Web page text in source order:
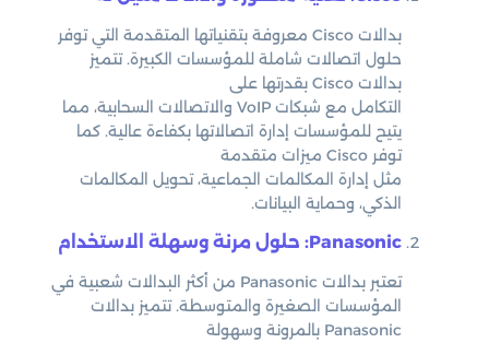
بدالات Cisco معروفة بتقنياتها المتقدمة التي توفر
حلول اتصالات شاملة للمؤسسات الكبيرة. تتميز
بدالات Cisco بقدرتها على
التكامل مع شبكات VoIP والاتصالات السحابية، مما
يتيح للمؤسسات إدارة اتصالاتها بكفاءة عالية. كما
توفر Cisco ميزات متقدمة
مثل إدارة المكالمات الجماعية، تحويل المكالمات
الذكي، وحماية البيانات.
Panasonic: حلول مرنة وسهلة الاستخدام
تعتبر بدالات Panasonic من أكثر البدالات شعبية في
المؤسسات الصغيرة والمتوسطة. تتميز بدالات
Panasonic بالمرونة وسهولة